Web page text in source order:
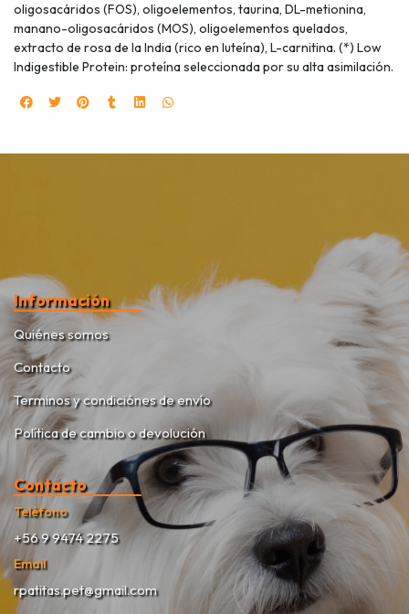
oligosacáridos (FOS), oligoelementos, taurina, DL-metionina,
manano-oligosacáridos (MOS), oligoelementos quelados,
extracto de rosa de la India (rico en luteína), L-carnitina. (*) Low
Indigestible Protein: proteína seleccionada por su alta asimilación.
Información
Quiénes somos
Contacto
Terminos y condiciónes de envío
Política de cambio o devolución
Contacto
Teléfono
+56 9 9474 2275
Email
rpatitas.pet@gmail.com